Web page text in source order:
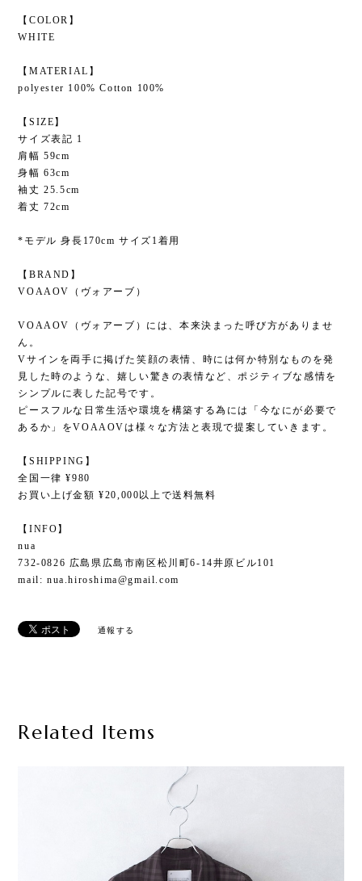
【COLOR】
WHITE
【MATERIAL】
polyester 100% Cotton 100%
【SIZE】
サイズ表記 1
肩幅 59cm
身幅 63cm
袖丈 25.5cm
着丈 72cm
*モデル 身長170cm サイズ1着用
【BRAND】
VOAAOV（ヴォアーブ）
VOAAOV（ヴォアーブ）には、本来決まった呼び方がありませ
ん。
Vサインを両手に掲げた笑顔の表情、時には何か特別なものを発
見した時のような、嬉しい驚きの表情など、ポジティブな感情を
シンプルに表した記号です。
ピースフルな日常生活や環境を構築する為には「今なにが必要で
あるか」をVOAAOVは様々な方法と表現で提案していきます。
【SHIPPING】
全国一律 ¥980
お買い上げ金額 ¥20,000以上で送料無料
【INFO】
nua
732-0826 広島県広島市南区松川町6-14井原ビル101
mail: nua.hiroshima@gmail.com
通報する
Related Items